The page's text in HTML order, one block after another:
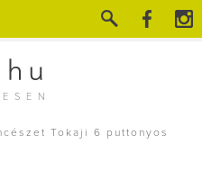
Tokaji 6 puttonyos